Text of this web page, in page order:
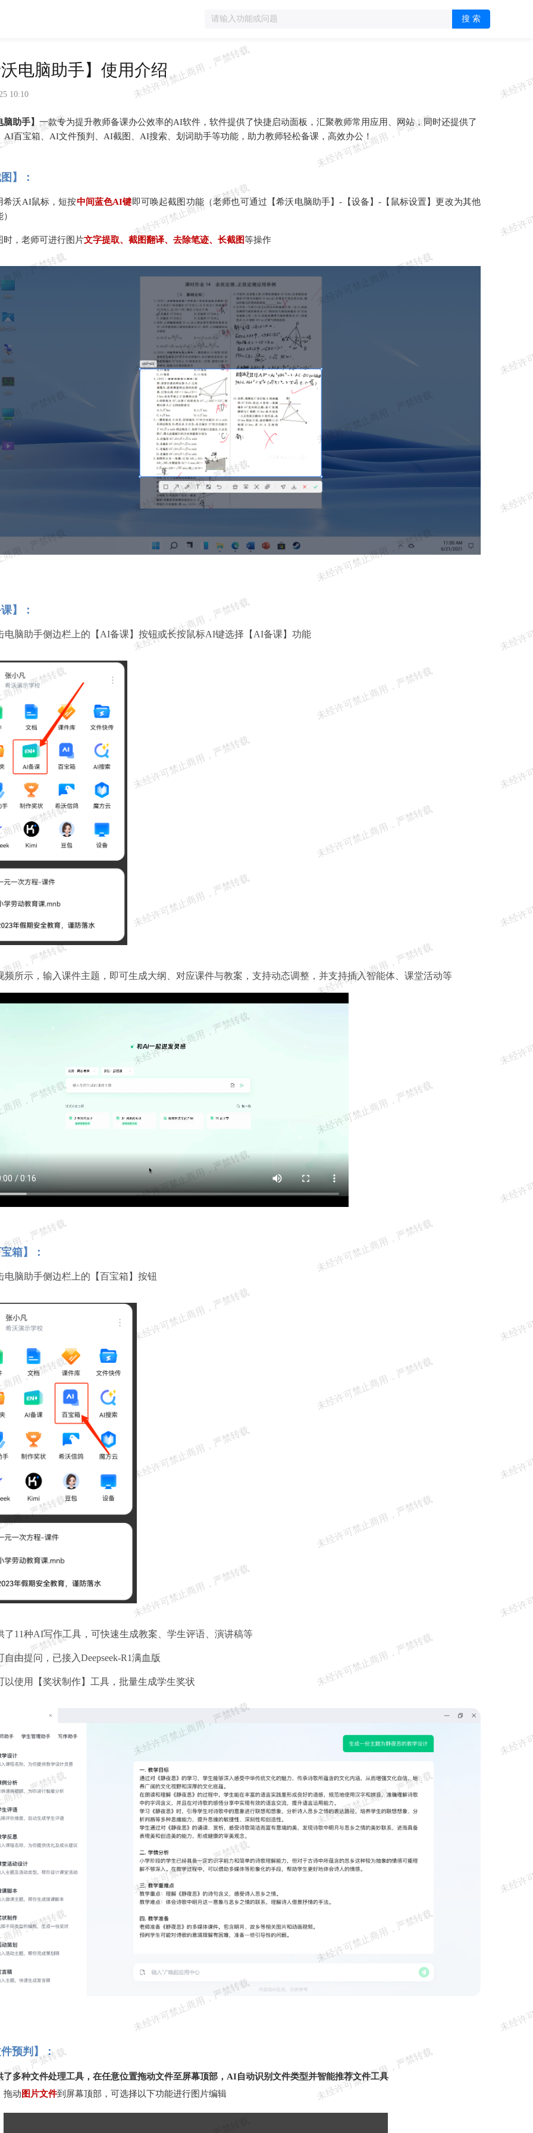
搜 索
电脑助手】使用介绍
10:10
助手】 一款专为提升教师备课办公效率的AI软件，软件提供了快捷启动面板，汇聚教师常用应用、网站，同时还提供了
AI百宝箱、AI文件预判、AI截图、AI搜索、划词助手等功能，助力教师轻松备课，高效办公！
】：
希沃AI鼠标，短按中间蓝色AI键即可唤起截图功能（老师也可通过【希沃电脑助手】-【设备】-【鼠标设置】更改为其他
时，老师可进行图片文字提取、截图翻译、去除笔迹、长截图等操作
】：
电脑助手侧边栏上的【AI备课】按钮或长按鼠标AI键选择【AI备课】功能
频所示，输入课件主题，即可生成大纲、对应课件与教案，支持动态调整，并支持插入智能体、课堂活动等
箱】：
电脑助手侧边栏上的【百宝箱】按钮
了11种AI写作工具，可快速生成教案、学生评语、演讲稿等
自由提问，已接入Deepseek-R1满血版
以使用【奖状制作】工具，批量生成学生奖状
预判】：
了多种文件处理工具，在任意位置拖动文件至屏幕顶部，AI自动识别文件类型并智能推荐文件工具
拖动图片文件到屏幕顶部，可选择以下功能进行图片编辑